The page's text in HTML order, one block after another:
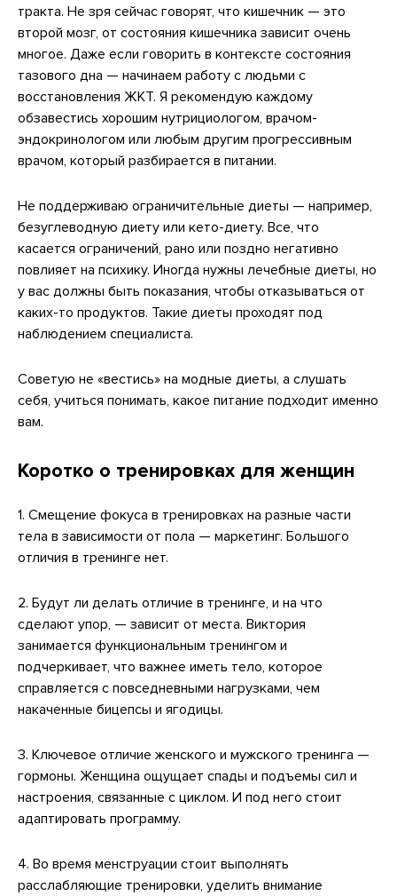
тракта. Не зря сейчас говорят, что кишечник — это
второй мозг, от состояния кишечника зависит очень
многое. Даже если говорить в контексте состояния
тазового дна — начинаем работу с людьми с
восстановления ЖКТ. Я рекомендую каждому
обзавестись хорошим нутрициологом, врачом-
эндокринологом или любым другим прогрессивным
врачом, который разбирается в питании.
Не поддерживаю ограничительные диеты — например,
безуглеводную диету или кето-диету. Все, что
касается ограничений, рано или поздно негативно
повлияет на психику. Иногда нужны лечебные диеты, но
у вас должны быть показания, чтобы отказываться от
каких-то продуктов. Такие диеты проходят под
наблюдением специалиста.
Советую не «вестись» на модные диеты, а слушать
себя, учиться понимать, какое питание подходит именно
вам.
Коротко о тренировках для женщин
1. Смещение фокуса в тренировках на разные части
тела в зависимости от пола — маркетинг. Большого
отличия в тренинге нет.
2. Будут ли делать отличие в тренинге, и на что
сделают упор, — зависит от места. Виктория
занимается функциональным тренингом и
подчеркивает, что важнее иметь тело, которое
справляется с повседневными нагрузками, чем
накаченные бицепсы и ягодицы.
3. Ключевое отличие женского и мужского тренинга —
гормоны. Женщина ощущает спады и подъемы сил и
настроения, связанные с циклом. И под него стоит
адаптировать программу.
4. Во время менструации стоит выполнять
расслабляющие тренировки, уделить внимание